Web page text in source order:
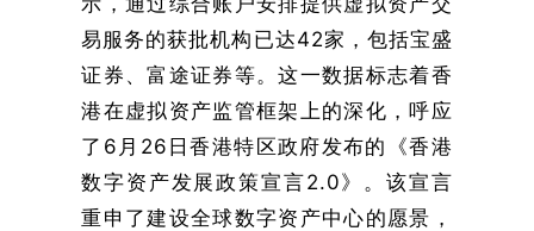
易服务的获批机构已达42家，包括宝盛
证券、富途证券等。这一数据标志着香
港在虚拟资产监管框架上的深化，呼应
了6月26日香港特区政府发布的《香港
数字资产发展政策宣言2.0》。该宣言
重申了建设全球数字资产中心的愿景，